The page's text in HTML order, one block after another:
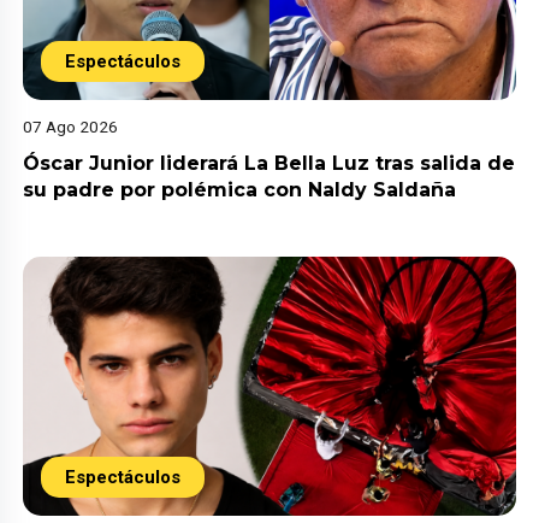
Espectáculos
07 Ago 2026
Óscar Junior liderará La Bella Luz tras salida de
su padre por polémica con Naldy Saldaña
Espectáculos